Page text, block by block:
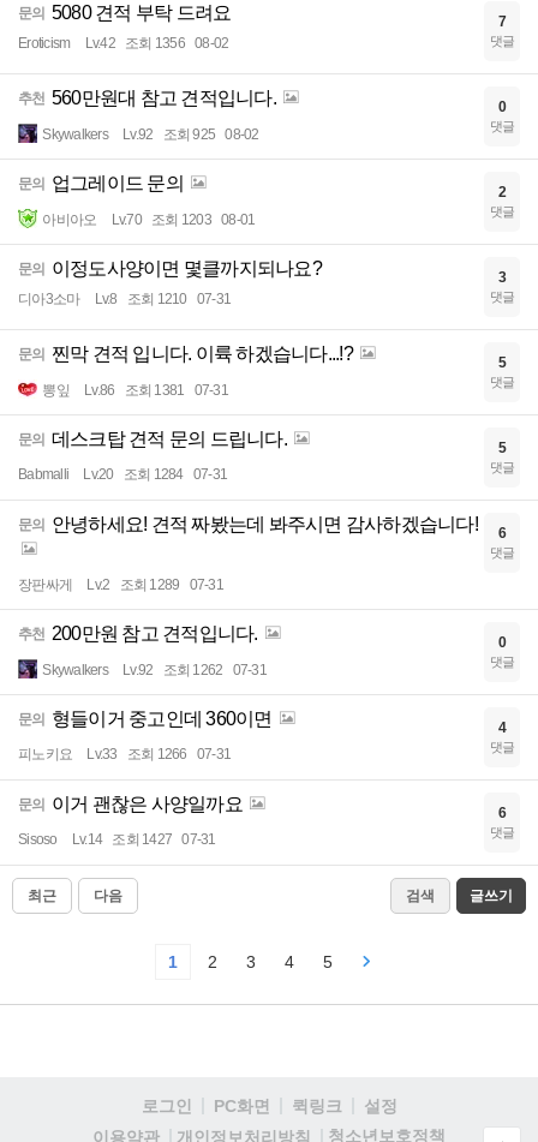
문의 5080 견적 부탁 드려요
Eroticism Lv.42 조회 1356 08-02
7
댓글
추천 560만원대 참고 견적입니다.
Skywalkers Lv.92 조회 925 08-02
0
댓글
문의 업그레이드 문의
아비아오 Lv.70 조회 1203 08-01
2
댓글
문의 이정도사양이면 몇클까지되나요?
디아3소마 Lv.8 조회 1210 07-31
3
댓글
문의 찐막 견적 입니다. 이륙 하겠습니다...!?
뽕잎 Lv.86 조회 1381 07-31
5
댓글
문의 데스크탑 견적 문의 드립니다.
Babmalli Lv.20 조회 1284 07-31
5
댓글
문의 안녕하세요! 견적 짜봤는데 봐주시면 감사하겠습니다!
장판싸게 Lv.2 조회 1289 07-31
6
댓글
추천 200만원 참고 견적입니다.
Skywalkers Lv.92 조회 1262 07-31
0
댓글
문의 형들이거 중고인데 360이면
피노키요 Lv.33 조회 1266 07-31
4
댓글
문의 이거 괜찮은 사양일까요
Sisoso Lv.14 조회 1427 07-31
6
댓글
최근 다음 검색 글쓰기
1 2 3 4 5
로그인 PC화면 퀵링크
설정
이용약관
개인정보처리방침 청소년보호정책